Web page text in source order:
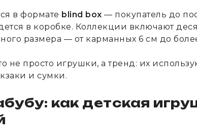
в формате blind box — покупатель до
в коробке. Коллекции включают
размера — от карманных 6 см до
не просто игрушки, а тренд: их
и сумки.
как детская